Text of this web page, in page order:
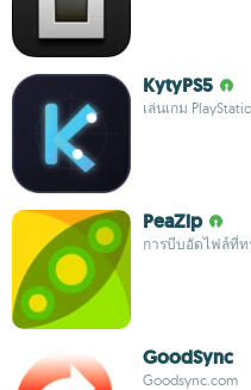
KytyPS5
เล่นเกม
PeaZip
การบีบอัดไฟล์ที่ท
GoodSync
Goodsync.com